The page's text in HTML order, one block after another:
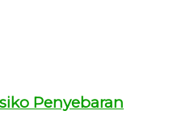
Penyebaran